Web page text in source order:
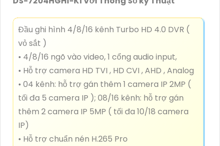
Đầu ghi hình 4/8/16 kênh Turbo HD 4.0 DVR (
vỏ sắt )
• 4/8/16 ngõ vào video, 1 cổng audio input,
• Hỗ trợ camera HD TVI , HD CVI , AHD , Analog
• 04 kênh: hỗ trợ gán thêm 1 camera IP 2MP (
tối đa 5 camera IP ); 08/16 kênh: hỗ trợ gán
thêm 2 camera IP 5MP ( tối đa 10/18 camera
IP)
• Hỗ trợ chuẩn nén H.265 Pro